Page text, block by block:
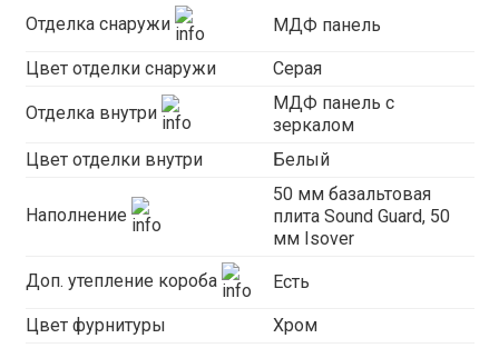
Отделка снаружи МДФ панель
Цвет отделки снаружи Серая
Отделка внутри
МДФ панель с
зеркалом
Цвет отделки внутри
Белый
Наполнение
50 мм базальтовая
плита Sound Guard, 50
мм Isover
Доп. утепление короба Есть
Цвет фурнитуры
Хром